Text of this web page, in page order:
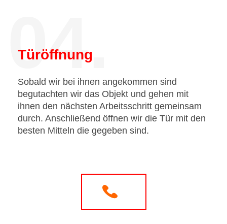
04.
Türöffnung
Sobald wir bei ihnen angekommen sind
begutachten wir das Objekt und gehen mit
ihnen den nächsten Arbeitsschritt gemeinsam
durch. Anschließend öffnen wir die Tür mit den
besten Mitteln die gegeben sind.